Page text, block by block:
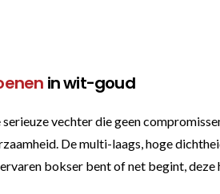
in wit-goud
vechter die geen
De multi-laags, hoge
bokser bent of net begint,